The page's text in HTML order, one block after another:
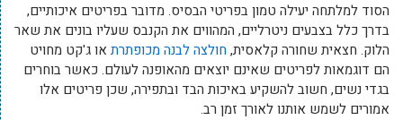
הסוד למלתחה יעילה טמון בפריטי הבסיס. מדובר בפריטים איכותיים,
בדרך כלל בצבעים ניטרליים, המהווים את הקנבס שעליו בונים את שאר
הלוק. חצאית שחורה קלאסית, חולצה לבנה מכופתרת או ג'קט מחויט
הם דוגמאות לפריטים שאינם יוצאים מהאופנה לעולם. כאשר בוחרים
בגדי נשים, חשוב להשקיע באיכות הבד ובתפירה, שכן פריטים אלו
אמורים לשמש אותנו לאורך זמן רב.